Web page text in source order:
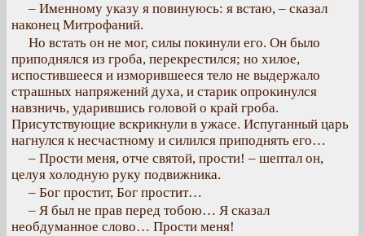
– Именному указу я повинуюсь: я встаю, – сказал
наконец Митрофаний.
Но встать он не мог, силы покинули его. Он было
приподнялся из гроба, перекрестился; но хилое,
испостившееся и изморившееся тело не выдержало
страшных напряжений духа, и старик опрокинулся
навзничь, ударившись головой о край гроба.
Присутствующие вскрикнули в ужасе. Испуганный царь
нагнулся к несчастному и силился приподнять его…
– Прости меня, отче святой, прости! – шептал он,
целуя холодную руку подвижника.
– Бог простит, Бог простит…
– Я был не прав перед тобою… Я сказал
необдуманное слово… Прости меня!